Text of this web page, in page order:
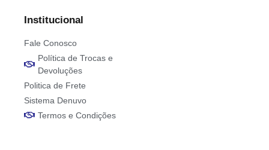
Institucional
Fale Conosco
Política de Trocas e
Devoluções
Politica de Frete
Sistema Denuvo
Termos e Condições